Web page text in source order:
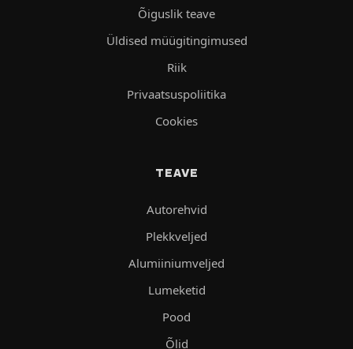
Õiguslik teave
Üldised müügitingimused
Riik
Privaatsuspoliitika
Cookies
TEAVE
Autorehvid
Plekkveljed
Alumiiniumveljed
Lumeketid
Pood
Õlid